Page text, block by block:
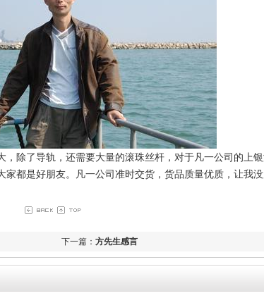
除了导轨，还需要大量的滚珠丝杆，对于凡一公司的上银
都是好朋友。凡一公司准时交货，货品质量优质，让我没
下一篇： 方先生感言